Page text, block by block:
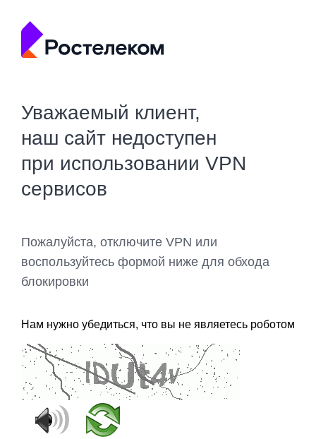
Уважаемый клиент,
наш сайт недоступен
при использовании VPN
сервисов
Пожалуйста, отключите VPN или
воспользуйтесь формой ниже для обхода
блокировки
Нам нужно убедиться, что вы не являетесь роботом